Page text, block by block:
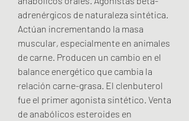
adrenérgicos de naturaleza sintética.
Actúan incrementando la masa
muscular, especialmente en animales
de carne. Producen un cambio en el
balance energético que cambia la
relación carne-grasa. El clenbuterol
fue el primer agonista sintético. Venta
de anabólicos esteroides en